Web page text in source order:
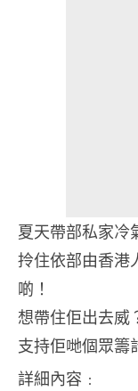
夏天帶部私家冷
拎住依部由香港
啲！
想帶住佢出去威
支持佢哋個眾籌
詳細內容﹕